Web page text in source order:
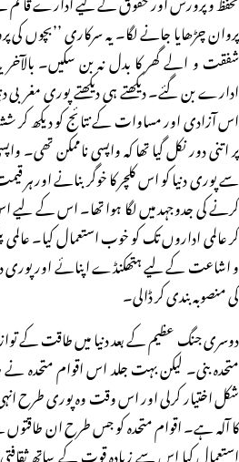
پروان چڑھایا جانے لگا۔ یہ سرکاری ’’بچوں کی
شفقت و الے گھر کا بدل نہ بن سکیں۔ بالآخر
ادارے بن گئے۔ دیکھتے ہی دیکھتے پوری مغربی
اس آزادی اور مساوات کے نتائج کو دیکھ کر
پر اتنی دور نکل گیا تھا کہ واپسی ناممکن تھی۔
سے پوری دنیا کو اس کلچر کا خوگر بنانے اور ہر
کرنے کی جدوجہد میں لگا ہوا تھا۔ اس کے
کر عالمی اداروں تک کو خوب استعمال کیا۔
و اشاعت کے لیے ہتھکنڈے اپنائے اور پوری
کی منصوبہ بندی کر ڈالی۔
دوسری جنگ عظیم کے بعد دنیا میں طاقت کے
متحدہ بنی۔ لیکن بہت جلد اس اقوام متحدہ نے
شکل اختیار کرلی اور اس وقت وہ پوری طرح
کا آلہ ہے۔ اقوام متحدہ کو جس طرح ان طاقتوں
استعمال کیا اس سے زیادہ قوت کے ساتھ